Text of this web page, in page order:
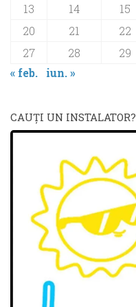
13
14 15
20
21 22
27
28 29
« feb.
iun. »
CAUŢI UN INSTALATOR?